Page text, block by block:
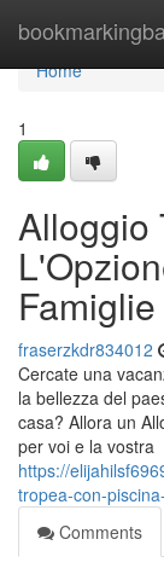
Home
Home
1
Alloggio
Famiglie
fraserzkdr834012
Cercate una
la bellezza del
casa? Allora un
per voi e la vostra
https://
tropea-con-
Comments